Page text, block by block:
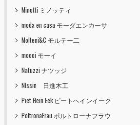
Minotti ミノッティ
moda en casa モーダエンカーサ
Molteni&C モルテー二
moooi モーイ
Natuzzi ナツッジ
NIssin 日進木工
Piet Hein Eek ピートヘインイーク
PoltronaFrau ポルトローナフラウ